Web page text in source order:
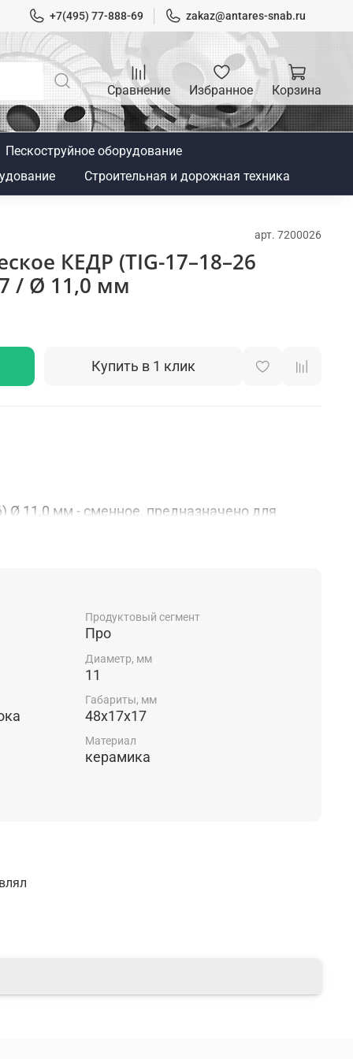
+7(495) 77-888-69 zakaz@antares-snab.ru
Сравнение Избранное Корзина
Пескоструйное оборудование
Строительная и дорожная техника
арт. 7200026
КЕДР (TIG-17–18–26
7 / Ø 11,0 мм
Купить в 1 клик
11,0 мм - сменное, предназначено для
электродом.
Продуктовый сегмент
Про
Диаметр, мм
11
Габариты, мм
48х17х17
Материал
керамика